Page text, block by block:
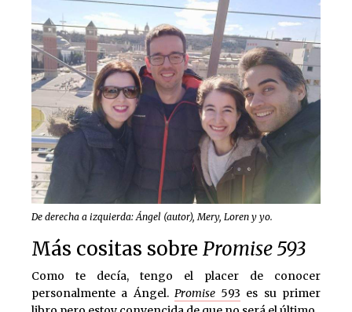
De derecha a izquierda: Ángel (autor), Mery, Loren y yo.
Más cositas sobre Promise 593
Como te decía, tengo el placer de conocer
personalmente a Ángel. Promise593 es su primer